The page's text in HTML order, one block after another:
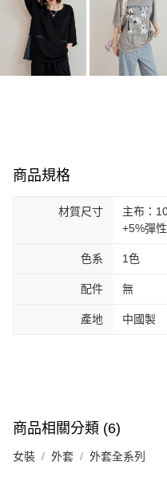
商品規格
材質尺寸
主布：
+5%彈
色系 1色
配件 無
產地 中國製
商品相關分類 (6)
女裝 外套 外套全系列